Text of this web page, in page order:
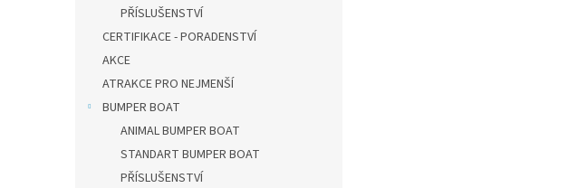
PŘÍSLUŠENSTVÍ
CERTIFIKACE - PORADENSTVÍ
AKCE
ATRAKCE PRO NEJMENŠÍ
BUMPER BOAT
ANIMAL BUMPER BOAT
STANDART BUMPER BOAT
PŘÍSLUŠENSTVÍ